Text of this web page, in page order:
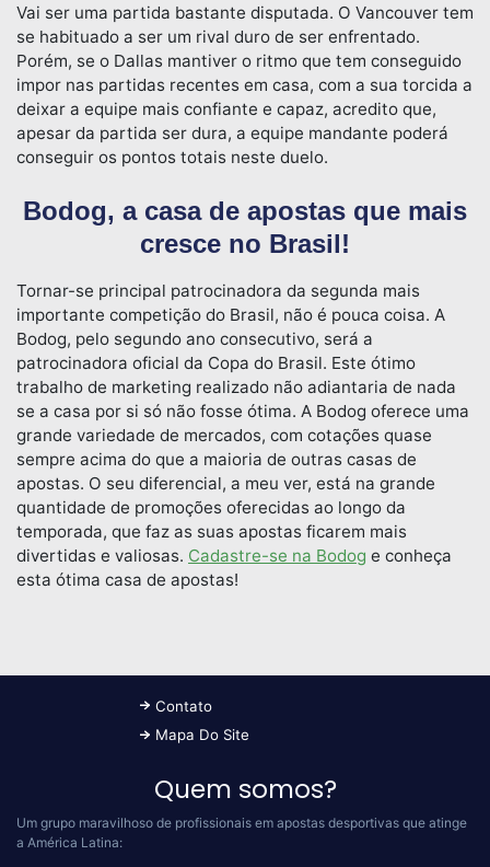
Vai ser uma partida bastante disputada. O Vancouver tem
se habituado a ser um rival duro de ser enfrentado.
Porém, se o Dallas mantiver o ritmo que tem conseguido
impor nas partidas recentes em casa, com a sua torcida a
deixar a equipe mais confiante e capaz, acredito que,
apesar da partida ser dura, a equipe mandante poderá
conseguir os pontos totais neste duelo.
Bodog, a casa de apostas que mais
cresce no Brasil!
Tornar-se principal patrocinadora da segunda mais
importante competição do Brasil, não é pouca coisa. A
Bodog, pelo segundo ano consecutivo, será a
patrocinadora oficial da Copa do Brasil. Este ótimo
trabalho de marketing realizado não adiantaria de nada
se a casa por si só não fosse ótima. A Bodog oferece uma
grande variedade de mercados, com cotações quase
sempre acima do que a maioria de outras casas de
apostas. O seu diferencial, a meu ver, está na grande
quantidade de promoções oferecidas ao longo da
temporada, que faz as suas apostas ficarem mais
divertidas e valiosas. Cadastre-se na Bodog e conheça
esta ótima casa de apostas!
Contato
Mapa Do Site
Quem somos?
Um grupo maravilhoso de profissionais em apostas desportivas que atinge
a América Latina: